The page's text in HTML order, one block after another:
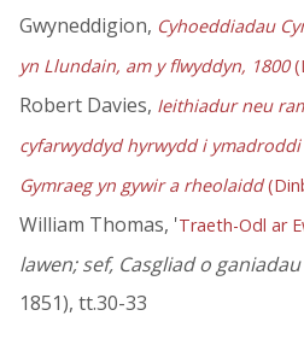
Gwyneddigion, Cyhoeddiadau
yn Llundain, am y flwyddyn, 1800
Robert Davies, Ieithiadur neu
cyfarwyddyd hyrwydd i
Gymraeg yn gywir a rheolaidd
William Thomas, 'Traeth-Odl ar
lawen; sef, Casgliad o
1851), tt.30-33